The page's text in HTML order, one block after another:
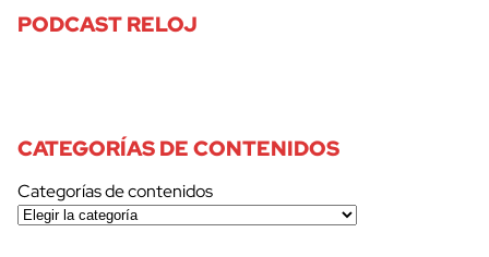
PODCAST RELOJ
CATEGORÍAS DE CONTENIDOS
Categorías de contenidos